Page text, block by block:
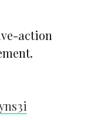
action